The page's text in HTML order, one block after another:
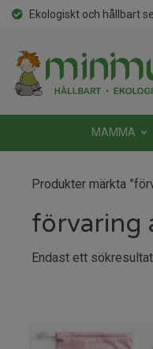
Ekologiskt och hållbart
MAMMA
Produkter märkta
förvaring
Endast ett sökresultat